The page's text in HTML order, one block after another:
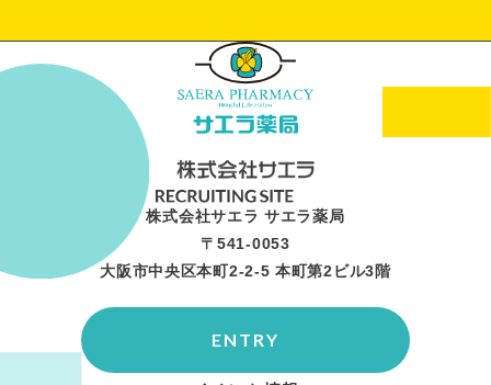
株式会社サエラ サエラ薬局
〒541-0053
大阪市中央区本町2-2-5 本町第2ビル3階
ENTRY